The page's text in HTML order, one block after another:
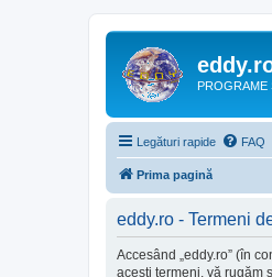
PROGRAME
Legături rapide FAQ
Prima pagină
eddy.ro - Termeni
Accesând „eddy.ro” (în
aceşti termeni, vă rugăm